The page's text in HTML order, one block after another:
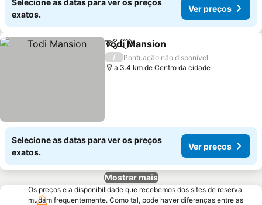
Selecione as datas para ver os preços
exatos.
Ver preços
PartilharAdicionar aos favoritos
Todi Mansion
/
Pontuação não disponível
a 3.4 km de Centro da cidade
Selecione as datas para ver os preços
exatos.
Ver preços
Mostrar mais
Os preços e a disponibilidade que recebemos dos sites de reserva
mudam frequentemente. Como tal, pode haver diferenças entre as